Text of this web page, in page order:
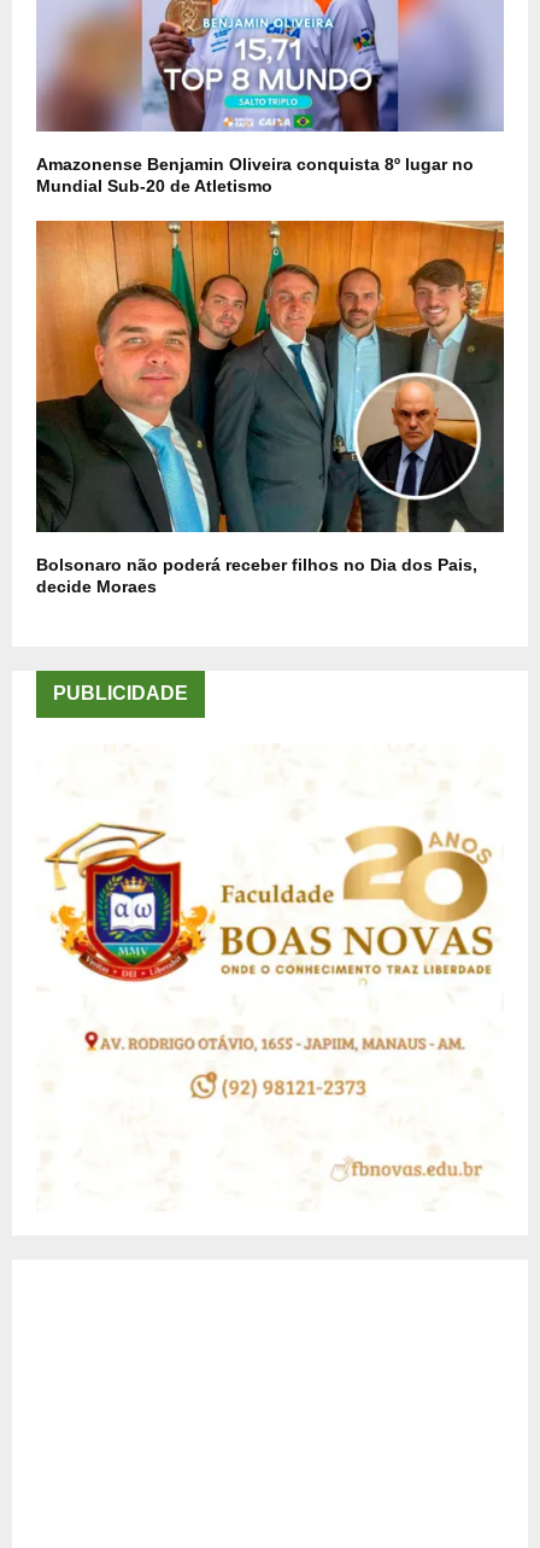
Amazonense Benjamin Oliveira conquista 8º lugar no
Mundial Sub-20 de Atletismo
Bolsonaro não poderá receber filhos no Dia dos Pais,
decide Moraes
PUBLICIDADE